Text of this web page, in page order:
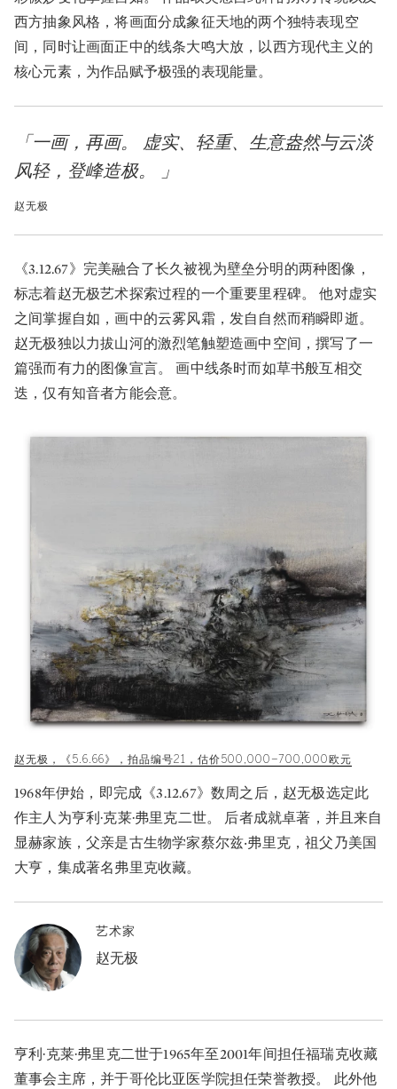
西方抽象风格，将画面分成象征天地的两个独特表现空
间，同时让画面正中的线条大鸣大放，以西方现代主义的
核心元素，为作品赋予极强的表现能量。
「一画，再画。 虚实、轻重、生意盎然与云淡
风轻，登峰造极。 」
赵无极
《3.12.67》完美融合了长久被视为壁垒分明的两种图像，
标志着赵无极艺术探索过程的一个重要里程碑。 他对虚实
之间掌握自如，画中的云雾风霜，发自自然而稍瞬即逝。
赵无极独以力拔山河的激烈笔触塑造画中空间，撰写了一
篇强而有力的图像宣言。 画中线条时而如草书般互相交
迭，仅有知音者方能会意。
赵无极，《5.6.66》，拍品编号21，估价500,000–700,000欧元
1968年伊始，即完成《3.12.67》数周之后，赵无极选定此
作主人为亨利·克莱·弗里克二世。 后者成就卓著，并且来自
显赫家族，父亲是古生物学家蔡尔兹‧弗里克，祖父乃美国
大亨，集成著名弗里克收藏。
艺术家
赵无极
亨利·克莱·弗里克二世于1965年至2001年间担任福瑞克收藏
董事会主席，并于哥伦比亚医学院担任荣誉教授。 此外他